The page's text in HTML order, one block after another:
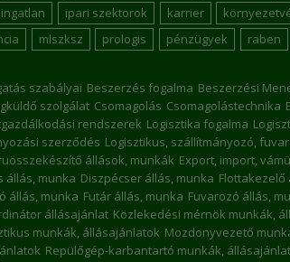
ipari szektorok karrier
mlszksz prologis pénzügyek raben
szabályai Beszerzés fogalma Beszerzési
szolgálat Csomagolás Csomagolástechnika
rendszerek Logisztika fogalma
szerződés Logisztikus, szállítmányozó,
állások, munkák Export, import,
állás, munka Diszpécser állás, munka Flottakezelő
állás, munka Futár állás, munka Fuvarozó állás,
állásajánlat Közlekedési mérnök munkák,
munkák, állásajánlatok Mozdonyvezető
Repülőgép-karbantartó munkák,